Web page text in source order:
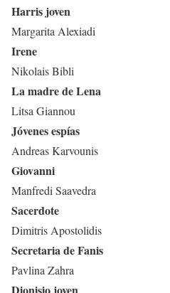
Harris joven
Margarita Alexiadi
Irene
Nikolais Bibli
La madre de Lena
Litsa Giannou
Jóvenes espías
Andreas Karvounis
Giovanni
Manfredi Saavedra
Sacerdote
Dimitris Apostolidis
Secretaria de Fanis
Pavlina Zahra